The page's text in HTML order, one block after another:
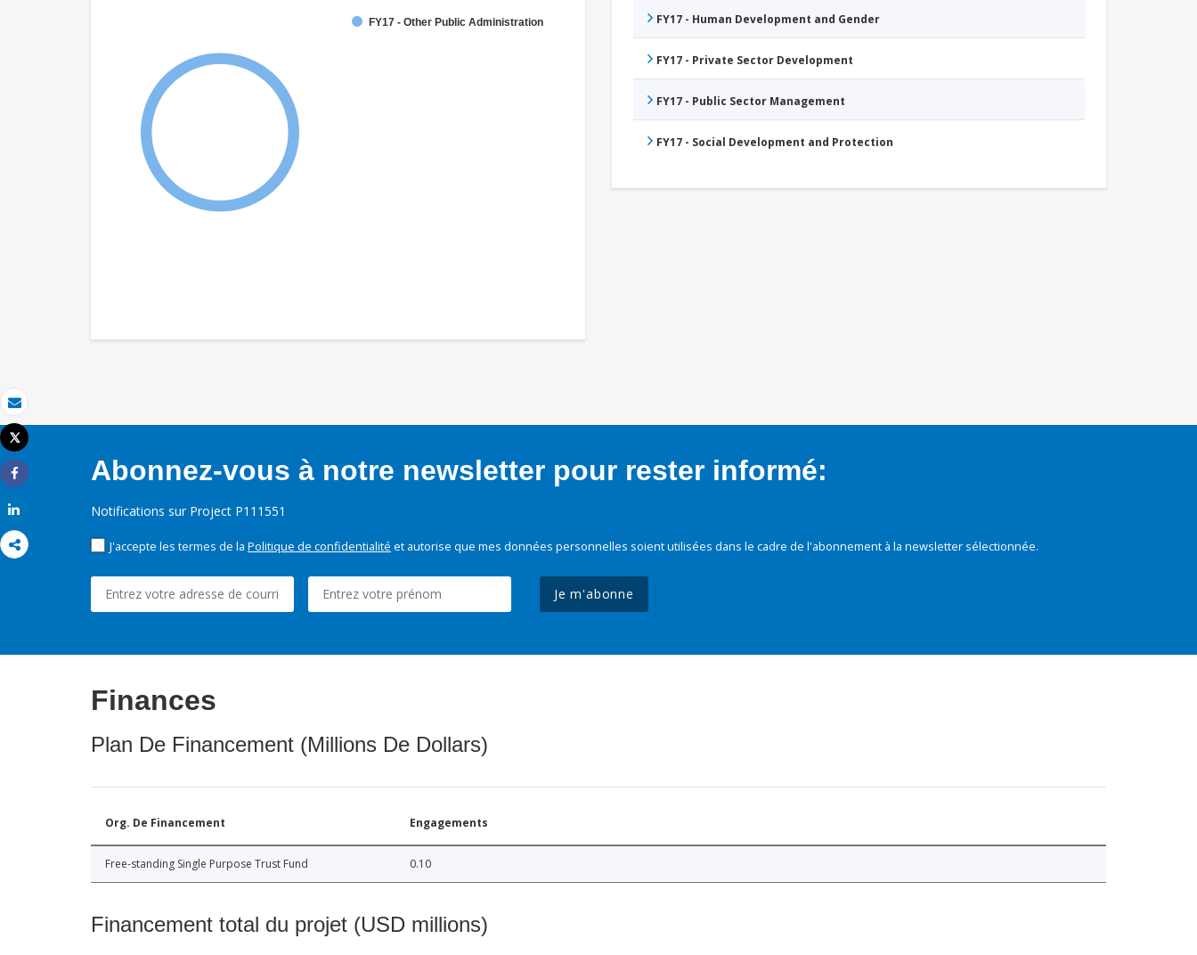
Email
Imprimer
Tweet
Share
FY17 - Other Public Administration FY17 - Human Development and Gender
FY17 - Private Sector Development
FY17 - Public Sector Management
FY17 - Social Development and Protection
Abonnez-vous à notre newsletter pour rester informé:
Notifications sur Project P111551
J'accepte les termes de la Politique de confidentialité et autorise que mes données personnelles soient utilisées dans le cadre de l'abonnement à la newsletter sélectionnée.
Je m'abonne
Finances
Plan De Financement (Millions De Dollars)
Org. De Financement Engagements
Free-standing Single Purpose Trust Fund 0.10
Financement total du projet (USD millions)